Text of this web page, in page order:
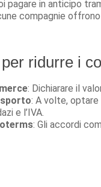
pagare in anticipo
compagnie
ridurre i
: Dichiarare il
: A volte, optare
e l’IVA.
: Gli accordi